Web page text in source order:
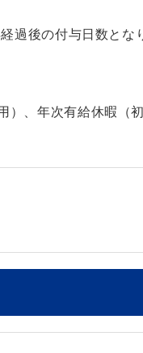
過後の付与日数とな
）、年次有給休暇（